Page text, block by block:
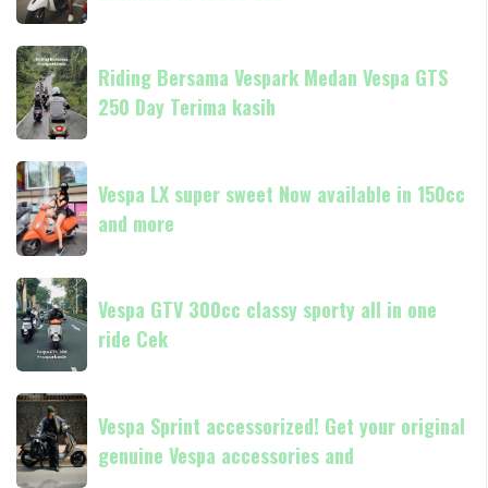
classic
always
Now
available
in
and
Riding
Bersama
Vespark
Medan
Vespa
GTS
250
Day
kasih
Riding Bersama Vespark Medan Vespa GTS
250 Day Terima kasih
Vespa
LX
super
sweet
Now
available
in
150cc
more
Vespa LX super sweet Now available in 150cc
and more
Vespa
GTV
300cc
classy
sporty
all
in
one
Vespa GTV 300cc classy sporty all in one
ride Cek
Vespa
Sprint
accessorized!
Get
Vespa Sprint accessorized! Get your original
genuine Vespa accessories and